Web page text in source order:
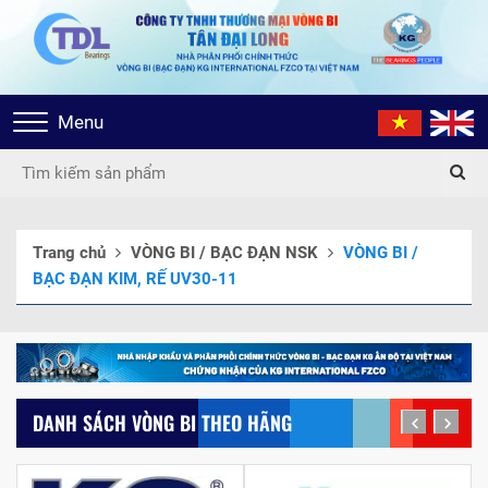
Toggle
navigation
Menu
Trang chủ VÒNG BI / BẠC ĐẠN NSK
VÒNG BI /
BẠC ĐẠN KIM, RẾ UV30-11
DANH SÁCH VÒNG BI THEO HÃNG prev next